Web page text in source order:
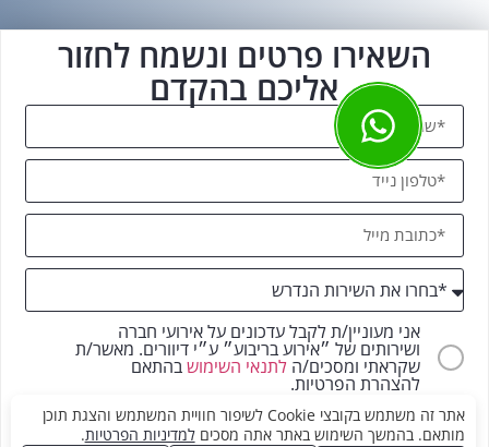
השאירו פרטים ונשמח לחזור
אליכם בהקדם
אני מעוניין/ת לקבל עדכונים על אירועי חברה
ושירותים של ״אירוע בריבוע״ ע״י דיוורים. מאשר/ת
שקראתי ומסכים/הלתנאי השימושבהתאם
להצהרת הפרטיות.
שליחה
אתר זה משתמש בקובצי Cookie לשיפור חוויית המשתמש והצגת תוכן
מותאם. בהמשך השימוש באתר אתה מסכיםלמדיניות הפרטיות.